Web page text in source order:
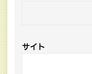
サイト